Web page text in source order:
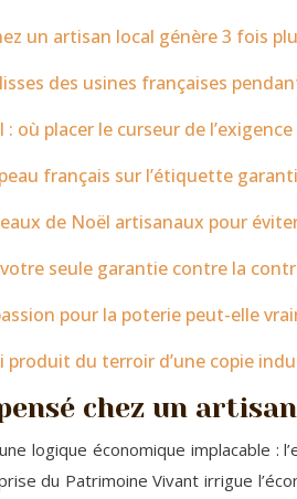
un artisan local génère 3 fois
des usines françaises
où placer le curseur de
français sur l’étiquette
de Noël artisanaux pour
seule garantie contre la
pour la poterie peut-elle
du terroir d’une copie
chez un
logique économique
du Patrimoine Vivant irrigue